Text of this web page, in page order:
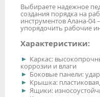
Выбираете надежное
создания порядка на
инструментов Алана-
упорядочить рабочие
Характеристики:
Каркас:
коррозии и влаги
Боковые панели:
Крышка:
Ящики: